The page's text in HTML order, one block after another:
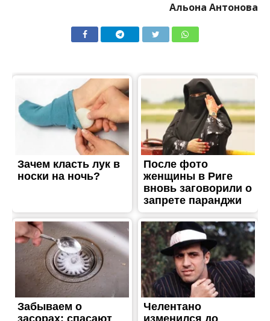
Альона Антонова